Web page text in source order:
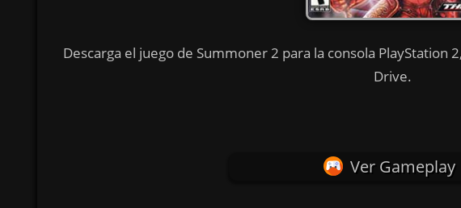
Descarga el juego de Summoner 2 para la consola PlayStation
Drive.
Ver Gameplay